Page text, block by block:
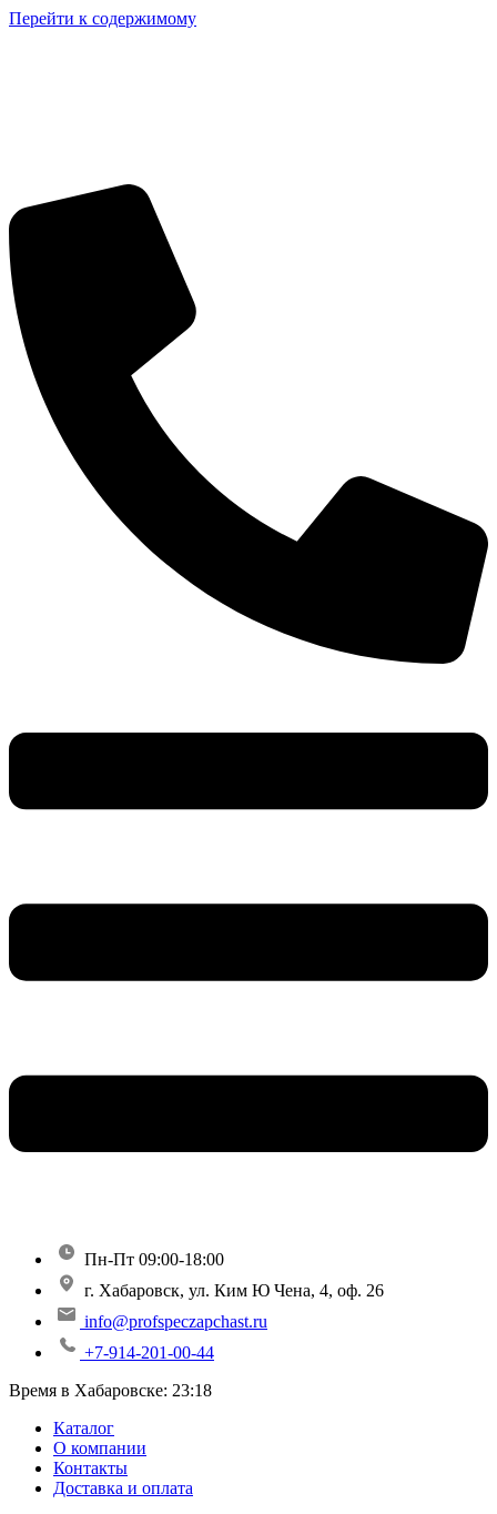
Перейти к содержимому
Пн-Пт 09:00-18:00
г. Хабаровск, ул. Ким Ю Чена, 4, оф. 26
info@profspeczapchast.ru
+7-914-201-00-44
Время в Хабаровске: 23:18
Каталог
О компании
Контакты
Доставка и оплата